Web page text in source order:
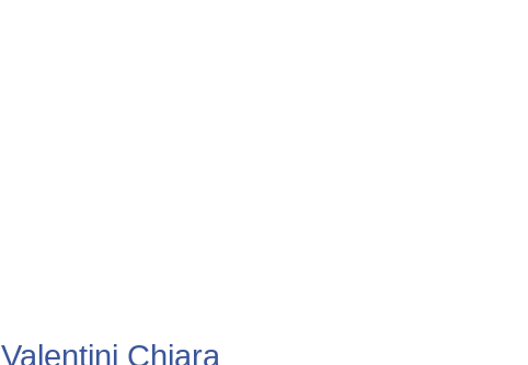
Valentini Chiara